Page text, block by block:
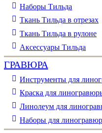
Наборы Тильда
Ткань Тильда в отрезах
Ткань Тильда в рулоне
Аксессуары Тильда
ГРАВЮРА
Инструменты для
Краска для
Линолеум для
Наборы для